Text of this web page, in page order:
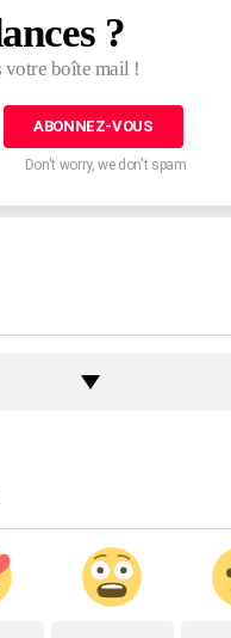
?
votre boîte mail !
Don't worry, we don't spam